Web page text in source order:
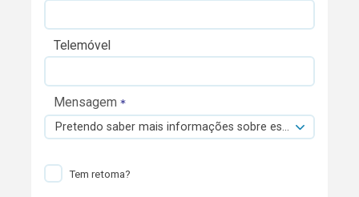
Telemóvel
Mensagem
Pretendo saber mais informações sobre esta viatura.
Tem retoma?